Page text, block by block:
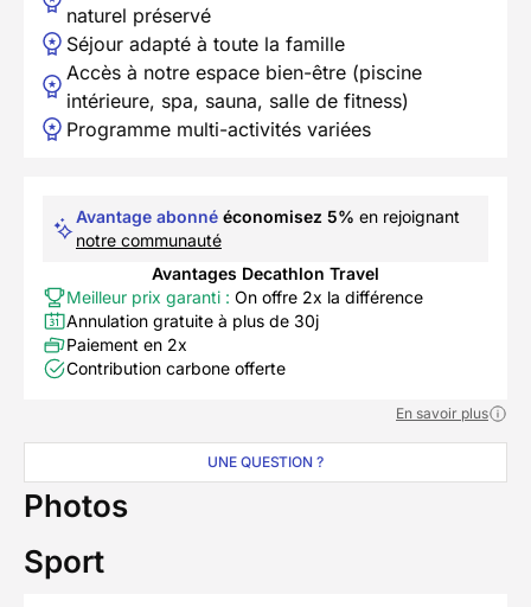
naturel préservé
Séjour adapté à toute la famille
Accès à notre espace bien-être (piscine
intérieure, spa, sauna, salle de fitness)
Programme multi-activités variées
Avantage abonné économisez 5% en rejoignant
notre communauté
Avantages Decathlon Travel
Meilleur prix garanti : On offre 2x la différence
Annulation gratuite à plus de 30j
Paiement en 2x
Contribution carbone offerte
En savoir plus
UNE QUESTION ?
Photos
Sport